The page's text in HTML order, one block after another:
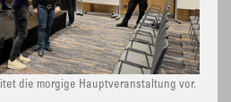
die morgige Hauptveranstaltung vor.